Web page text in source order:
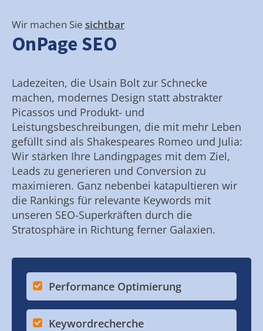
Wir machen Sie sichtbar
OnPage SEO
Ladezeiten, die Usain Bolt zur Schnecke
machen, modernes Design statt abstrakter
Picassos und Produkt- und
Leistungsbeschreibungen, die mit mehr Leben
gefüllt sind als Shakespeares Romeo und Julia:
Wir stärken Ihre Landingpages mit dem Ziel,
Leads zu generieren und Conversion zu
maximieren. Ganz nebenbei katapultieren wir
die Rankings für relevante Keywords mit
unseren SEO-Superkräften durch die
Stratosphäre in Richtung ferner Galaxien.
Performance Optimierung
Keywordrecherche